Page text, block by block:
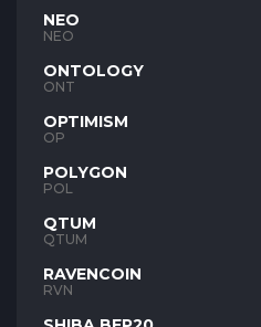
NEO
NEO
ONTOLOGY
ONT
OPTIMISM
OP
POLYGON
POL
QTUM
QTUM
RAVENCOIN
RVN